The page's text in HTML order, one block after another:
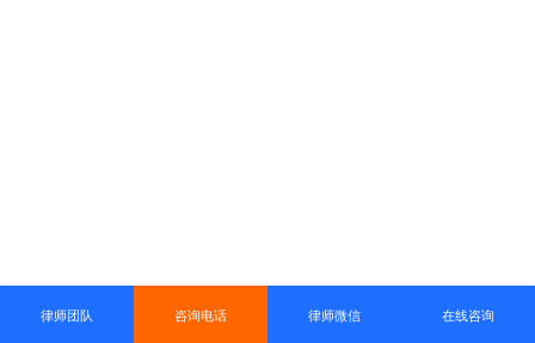
律师团队 咨询电话 律师微信 在线咨询